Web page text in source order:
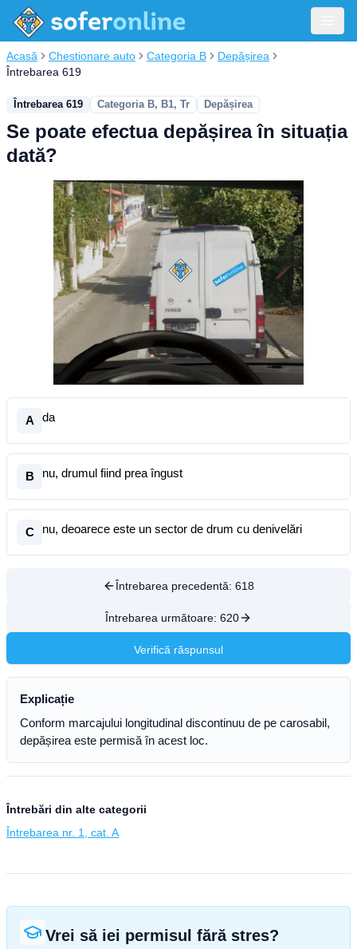
Acasă Chestionare auto Categoria B
Depășirea
Întrebarea 619
Întrebarea 619 Categoria B, B1, Tr Depășirea
Se poate efectua depășirea în situația
dată?
A da
B nu, drumul fiind prea îngust
C nu, deoarece este un sector de drum cu denivelări
Întrebarea precedentă: 618
Întrebarea următoare: 620
Verifică răspunsul
Explicație
Conform marcajului longitudinal discontinuu de pe carosabil,
depășirea este permisă în acest loc.
Întrebări din alte categorii
Întrebarea nr. 1, cat. A
Vrei să iei permisul fără stres?